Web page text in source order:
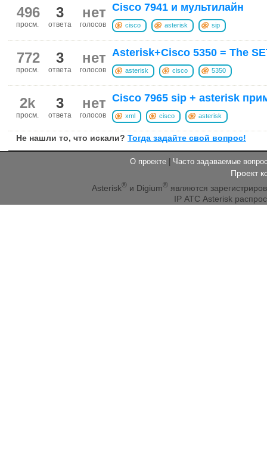
нет
голосов
3
ответа
496
просм.
Cisco 7941 и мультилайн
cisco asterisk sip
нет
голосов
3
ответа
772
просм.
Asterisk+Cisco 5350 = The
asterisk cisco 5350
нет
голосов
3
ответа
2k
просм.
Cisco 7965 sip + asterisk
xml cisco asterisk
Не нашли то, что искали? Тогда задайте свой вопрос!
О проекте | Часто задаваемые
Проект
Asterisk®и Digium®являются
IP АТС Asterisk